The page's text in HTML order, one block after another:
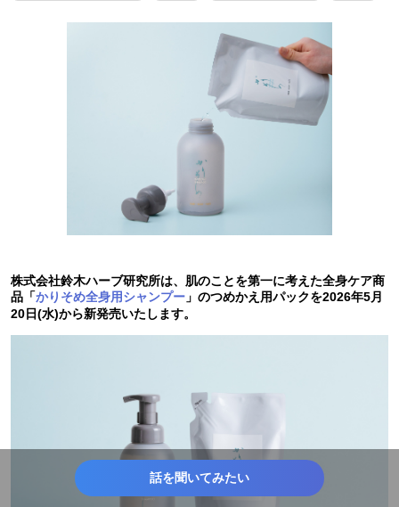
株式会社鈴木ハーブ研究所は、肌のことを第一に考えた全身ケア商
品「かりそめ全身用シャンプー 」のつめかえ用パックを2026年5月
20日(水)から新発売いたします。
話を聞いてみたい